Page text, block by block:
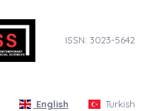
ISSN: 3023-5642
English Turkish